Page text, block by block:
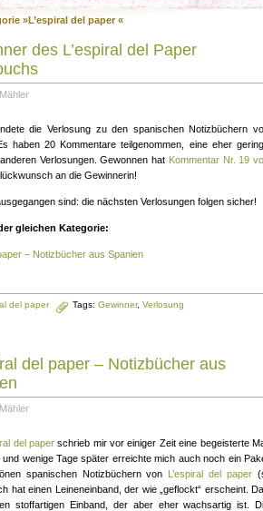
»L’espiral del paper «
des L’espiral del Paper
die Verlosung zu den spanischen Notizbüchern
haben 20 Kommentare teilgenommen, eine eher
Verlosungen. Gewonnen hat Kommentar Nr. 19
an die Gewinnerin!
sind: die nächsten Verlosungen folgen sicher!
gleichen Kategorie:
– Notizbücher aus Spanien
del paper Tags: Gewinner, Verlosung
del paper – Notizbücher aus
del paperschrieb mir vor einiger Zeit eine begeisterte
wenige Tage später erreichte mich auch noch ein
spanischen Notizbüchern von L’espiral del paper
hat einen Leineneinband, der wie „geflockt“ erscheint.
stoffartigen Einband, der aber eher wachsartig ist.